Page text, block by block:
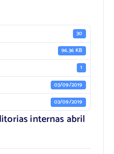
30
96.36 KB
1
03/09/2019
03/09/2019
internas abril